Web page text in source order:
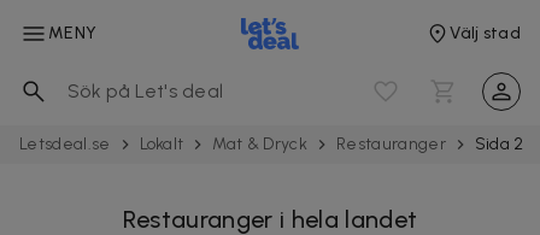
MENY Välj stad
Letsdeal.se Lokalt Mat & Dryck Restau­rang­er Sida 2
Restauranger i hela landet